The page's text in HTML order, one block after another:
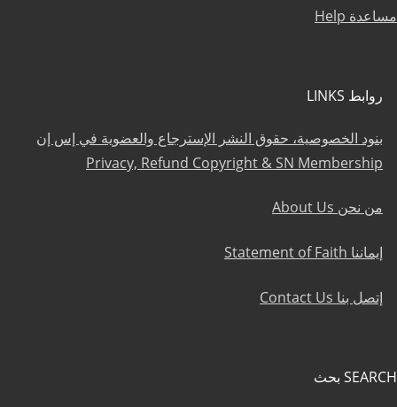
مساعدة Help
روابط LINKS
بنود الخصوصية، حقوق النشر الإسترجاع والعضوية في إس إن
Privacy, Refund Copyright & SN Membership
من نحن About Us
إيماننا Statement of Faith
إتصل بنا Contact Us
SEARCH بحث